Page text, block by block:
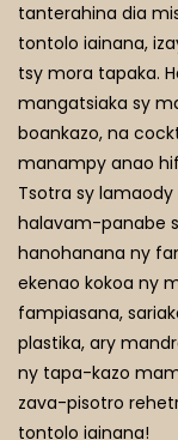
Fanaova-
Sotro Matavy
Trano
tanterahina dia
tontolo iainana,
tsy mora tapaka.
mangatsiaka sy
boankazo, na
manampy anao
Tsotra sy
halavam-panabe
hanohanana ny
ekenao kokoa ny
fampiasana,
plastika, ary
ny tapa-kazo
zava-pisotro
tontolo iainana!